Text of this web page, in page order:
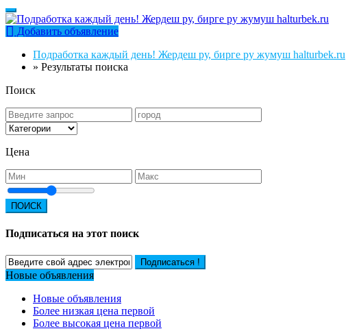
Добавить объявление
Подработка каждый день! Жердеш ру, бирге ру жумуш halturbek.ru
» Результаты поиска
Поиск
Цена
ПОИСК
Подписаться на этот поиск
Подписаться !
Новые объявления
Новые объявления
Более низкая цена первой
Более высокая цена первой